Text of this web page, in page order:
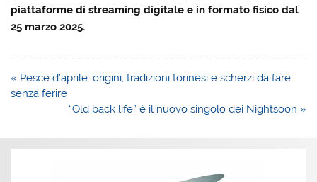
piattaforme di streaming digitale e in formato fisico dal
25 marzo 2025.
Navigazione
articoli
« Pesce d’aprile: origini, tradizioni torinesi e scherzi da fare
senza ferire
“Old back life” è il nuovo singolo dei Nightsoon »